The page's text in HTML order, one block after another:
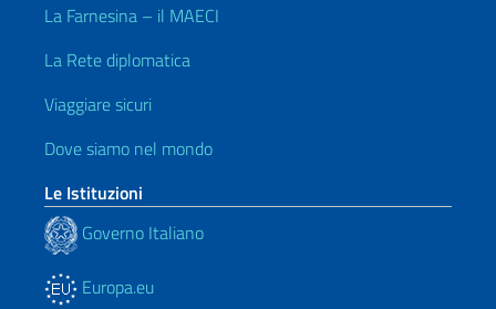
La Farnesina – il MAECI
La Rete diplomatica
Viaggiare sicuri
Dove siamo nel mondo
Le Istituzioni
Governo Italiano
Europa.eu